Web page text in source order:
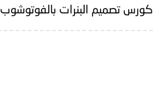
كورس تصميم البنرات بالفوتوشوب